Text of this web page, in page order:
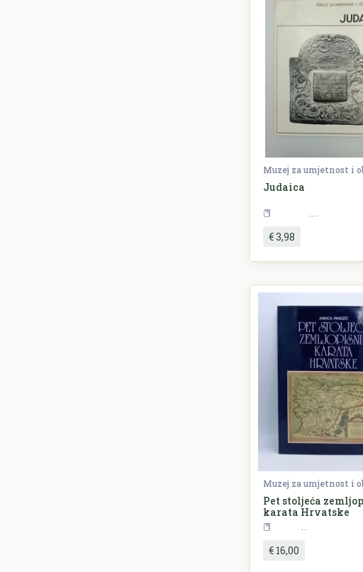
Muzej za umjetnost i
Judaica
€ 3,98
Muzej za umjetnost i
Pet stoljeća
karata Hrvatske
€ 16,00